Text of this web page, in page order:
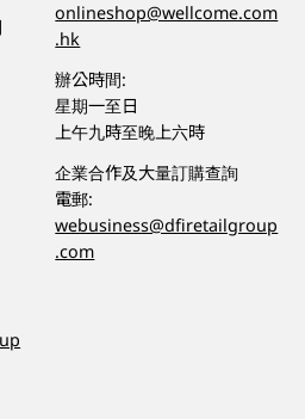
onlineshop@wellcome.com
.hk
辦公時間:
星期一至日
上午九時至晚上六時
企業合作及大量訂購查詢
電郵:
webusiness@dfiretailgroup
.com